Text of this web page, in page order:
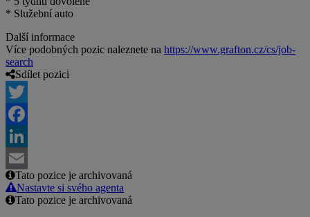
* Služební auto
Další informace
Více podobných pozic naleznete na https://www.grafton.cz/cs/job-
search
Sdílet pozici
Twitter
Facebook
LinkedIn
Email
Tato pozice je archivovaná
Nastavte si svého agenta
Tato pozice je archivovaná